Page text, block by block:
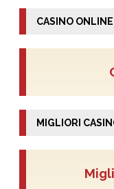
CASINO ONLINE
MIGLIORI